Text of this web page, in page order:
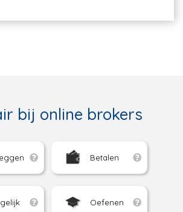
bij online brokers
Betalen
Oefenen